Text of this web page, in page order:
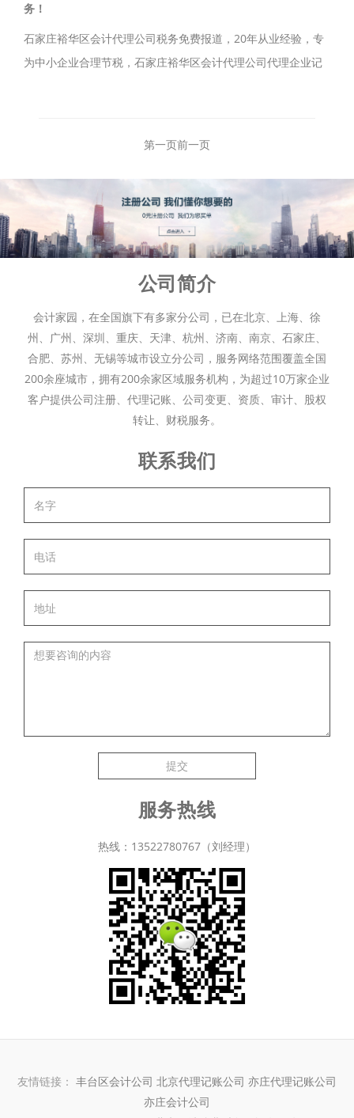
务！
石家庄裕华区会计代理公司税务免费报道，20年从业经验，专
为中小企业合理节税，石家庄裕华区会计代理公司代理企业记
第一页前一页
公司简介
会计家园，在全国旗下有多家分公司，已在北京、上海、徐
州、广州、深圳、重庆、天津、杭州、济南、南京、石家庄、
合肥、苏州、无锡等城市设立分公司，服务网络范围覆盖全国
200余座城市，拥有200余家区域服务机构，为超过10万家企业
客户提供公司注册、代理记账、公司变更、资质、审计、股权
转让、财税服务。
联系我们
提交
服务热线
热线：13522780767（刘经理）
友情链接： 丰台区会计公司 北京代理记账公司 亦庄代理记账公司
亦庄会计公司